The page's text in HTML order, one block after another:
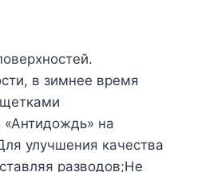
в зимнее время
«Антидождь» на
улучшения качества
разводов;Не